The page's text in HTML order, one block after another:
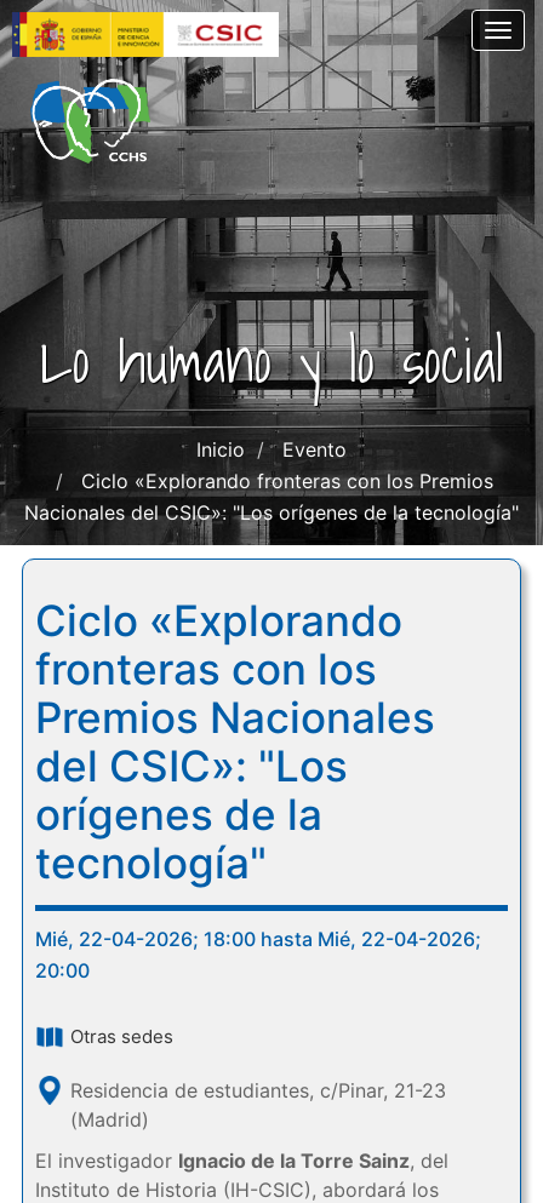
Pasar
al
contenido
principal
Lo humano y lo social
Inicio
Evento
Ciclo «Explorando fronteras con los Premios
Nacionales del CSIC»: "Los orígenes de la tecnología"
Ciclo «Explorando
fronteras con los
Premios Nacionales
del CSIC»: "Los
orígenes de la
tecnología"
Mié, 22-04-2026; 18:00 hasta Mié, 22-04-2026;
20:00
Otras sedes
Residencia de estudiantes, c/Pinar, 21-23
(Madrid)
El investigador Ignacio de la Torre Sainz, del
Instituto de Historia (IH-CSIC), abordará los